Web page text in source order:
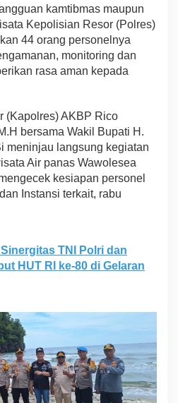
kamtibmas maupun
Kepolisian Resor (Polres)
44 orang personelnya
monitoring dan
rasa aman kepada
(Kapolres) AKBP Rico
bersama Wakil Bupati H.
meninjau langsung kegiatan
Air panas Wawolesea
kesiapan personel
Instansi terkait, rabu
TNI Polri dan
HUT RI ke-80 di Gelaran